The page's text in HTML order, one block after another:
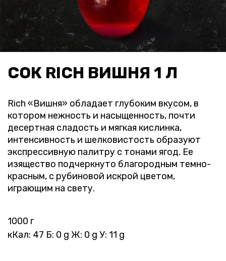
СОК RICH ВИШНЯ 1 Л
Rich «Вишня» обладает глубоким вкусом, в
котором нежность и насыщенность, почти
десертная сладость и мягкая кислинка,
интенсивность и шелковистость образуют
экспрессивную палитру с тонами ягод. Ее
изящество подчеркнуто благородным темно-
красным, с рубиновой искрой цветом,
играющим на свету.
1000 г
кКал: 47 Б: 0 g Ж: 0 g У: 11 g